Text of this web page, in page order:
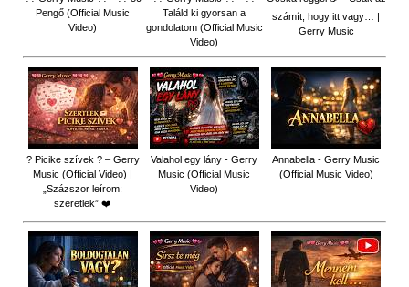
Pengő (Official Music
Video)
Találd ki gyorsan a
gondolatom (Official Music
Video)
számít, hogy itt vagy… |
Gerry Music
? Picike szívek ? – Gerry
Music (Official Video) |
„Százszor leírom:
szeretlek” ❤️
Valahol egy lány - Gerry
Music (Official Music
Video)
Annabella - Gerry Music
(Official Music Video)